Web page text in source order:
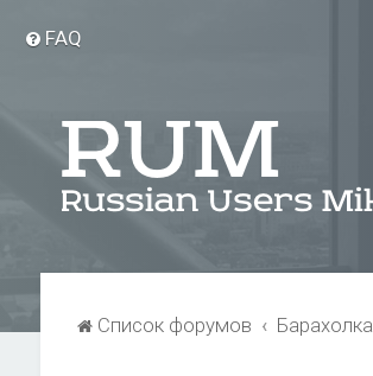
FAQ
Список форумов Барахолка